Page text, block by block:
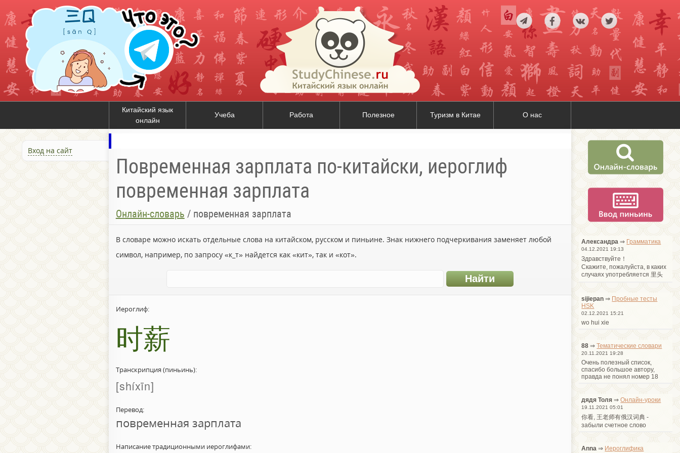
Китайский язык
онлайн
Учеба Работа Полезное Туризм в Китае О нас
Вход на сайт
Повременная зарплата по-китайски, иероглиф
повременная зарплата
Онлайн-словарь / повременная зарплата
В словаре можно искать отдельные слова на китайском, русском и пиньине. Знак нижнего подчеркивания заменяет любой
символ, например, по запросу «к_т» найдется как «кит», так и «кот».
Иероглиф:
时薪
Транскрипция (пиньинь):
shíxīn
Перевод:
повременная зарплата
Написание традиционными иероглифами:
Александра ⇒ Грамматика
04.12.2021 19:13
Здравствуйте！
Cкажите, пожалуйста, в каких
случаях употребляется 里头
sijiepan ⇒ Пробные тесты
HSK
02.12.2021 15:21
wo hui xie
88 ⇒Тематические словари
20.11.2021 19:28
Очень полезный список,
спасибо большое автору,
правда не понял номер 18
дядя Толя ⇒Онлайн-уроки
19.11.2021 05:01
你看, 王老师有俄汉词典 -
забыли счетное слово
Anna ⇒ Иероглифика